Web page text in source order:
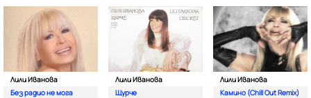
Лили Иванова
Без радио не мога
Лили Иванова
Щурче
Лили Иванова
Камино (Chill Out Remix)